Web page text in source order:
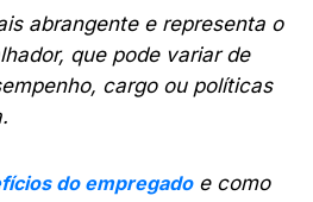
abrangente e representa o
que pode variar de
cargo ou políticas
do empregadoe como